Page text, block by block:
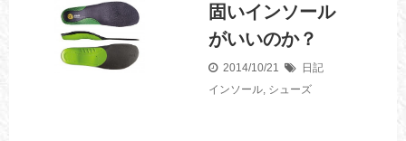
固いインソール
がいいのか？
2014/10/21
日記
インソール, シューズ